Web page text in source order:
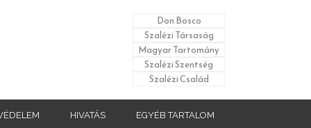
Don Bosco
Szalézi Társaság
Magyar Tartomány
Szalézi Szentség
Szalézi Család
HIVATÁS EGYÉB TARTALOM